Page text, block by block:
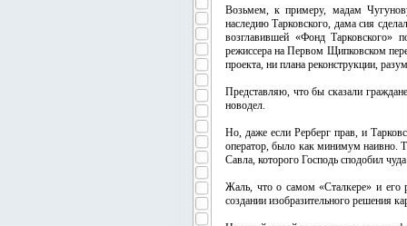
Возьмем, к примеру, мадам
наследию Тарковского, дама сия
возглавившей «Фонд Тарковского»
режиссера на Первом Щипковском
проекта, ни плана реконструкции,
Представляю, что бы сказали
новодел.
Но, даже если Рерберг прав, и
оператор, было как минимум наивно.
Савла, которого Господь сподобил
Жаль, что о самом «Сталкере» и его
создании изобразительного решения